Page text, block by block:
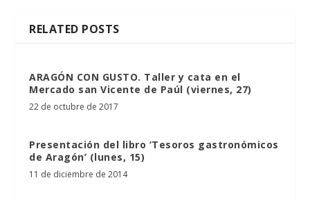
RELATED POSTS
ARAGÓN CON GUSTO. Taller y cata en el
Mercado san Vicente de Paúl (viernes, 27)
22 de octubre de 2017
Presentación del libro ‘Tesoros gastronómicos
de Aragón’ (lunes, 15)
11 de diciembre de 2014